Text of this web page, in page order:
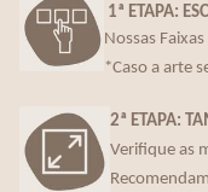
1ª ETAPA:
Nossas
*Caso a arte
2ª ETAPA:
Verifique as